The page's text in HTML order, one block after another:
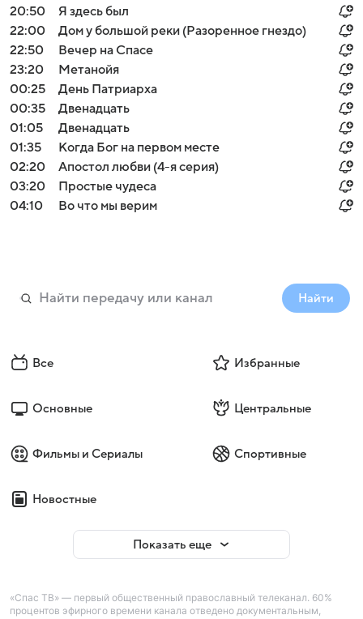
20:50
Я здесь был
22:00
Дом у большой реки (Разоренное гнездо)
22:50
Вечер на Спасе
23:20
Мeтанoйя
00:25
День Патриарха
00:35
Двенадцать
01:05
Двенадцать
01:35
Когда Бог на первом месте
02:20
Апостол любви (4-я серия)
03:20
Простые чудеса
04:10
Во что мы верим
Найти
Все Избранные
Основные Центральные
Фильмы и Сериалы Спортивные
Новостные
Показать еще
«Спас ТВ» — первый общественный православный телеканал. 60%
процентов эфирного времени канала отведено документальным,